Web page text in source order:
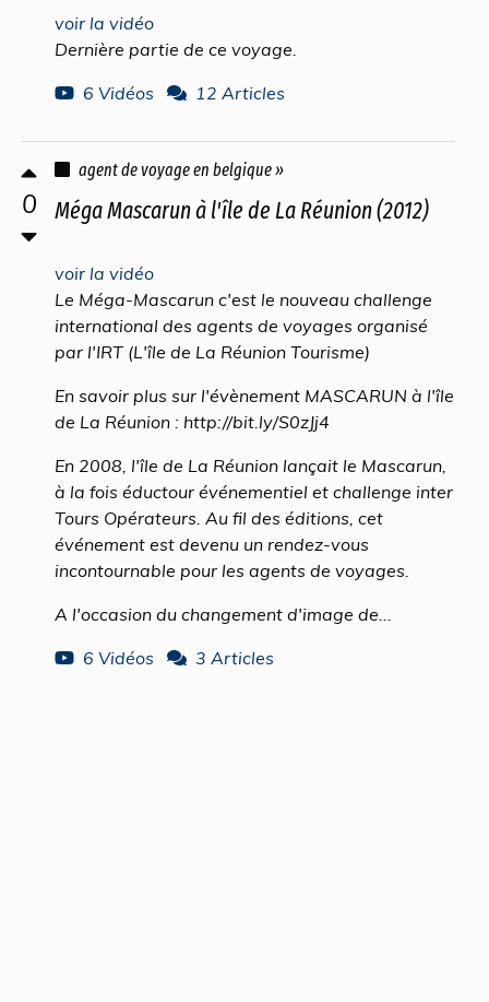
voir la vidéo
Dernière partie de ce voyage.
6 Vidéos
12 Articles
0
agent de voyage en belgique »
Méga Mascarun à l'île de La Réunion (2012)
voir la vidéo
Le Méga-Mascarun c'est le nouveau challenge
international des agents de voyages organisé
par l'IRT (L'île de La Réunion Tourisme)
En savoir plus sur l'évènement MASCARUN à l'île
de La Réunion : http://bit.ly/S0zJj4
En 2008, l'île de La Réunion lançait le Mascarun,
à la fois éductour événementiel et challenge inter
Tours Opérateurs. Au fil des éditions, cet
événement est devenu un rendez-vous
incontournable pour les agents de voyages.
A l'occasion du changement d'image de...
6 Vidéos
3 Articles